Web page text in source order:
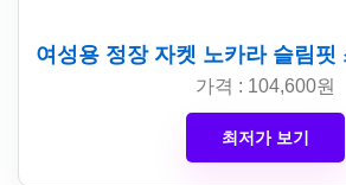
여성용 정장 자켓 노카라 슬림핏
가격 : 104,600원
최저가 보기